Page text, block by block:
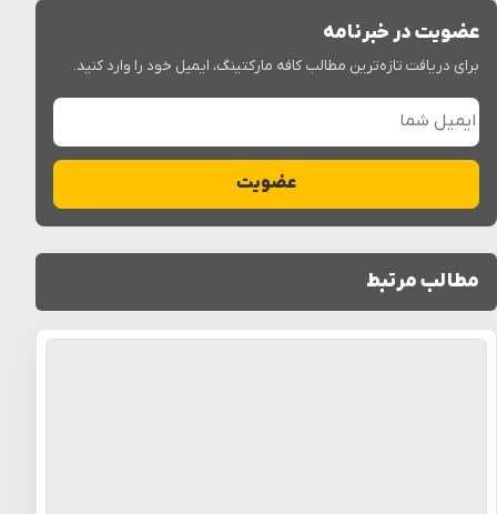
عضویت در خبرنامه
برای دریافت تازه‌ترین مطالب کافه مارکتینگ، ایمیل خود را وارد کنید.
ایمیل شما
عضویت
مطالب مرتبط